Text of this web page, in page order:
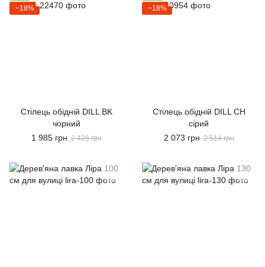
−18%
Стілець обідній DILL BK
чорний
1 985 грн 2 426 грн
−18%
Стілець обідній DILL CH
сірий
2 073 грн 2 514 грн